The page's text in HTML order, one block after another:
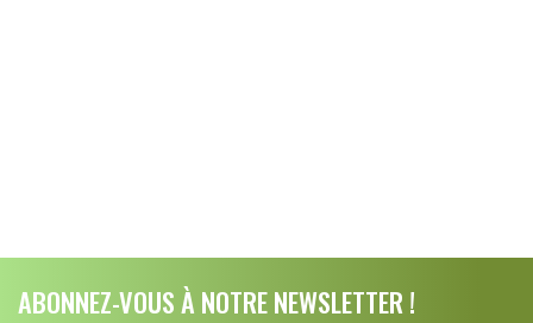
ABONNEZ-VOUS À NOTRE NEWSLETTER !